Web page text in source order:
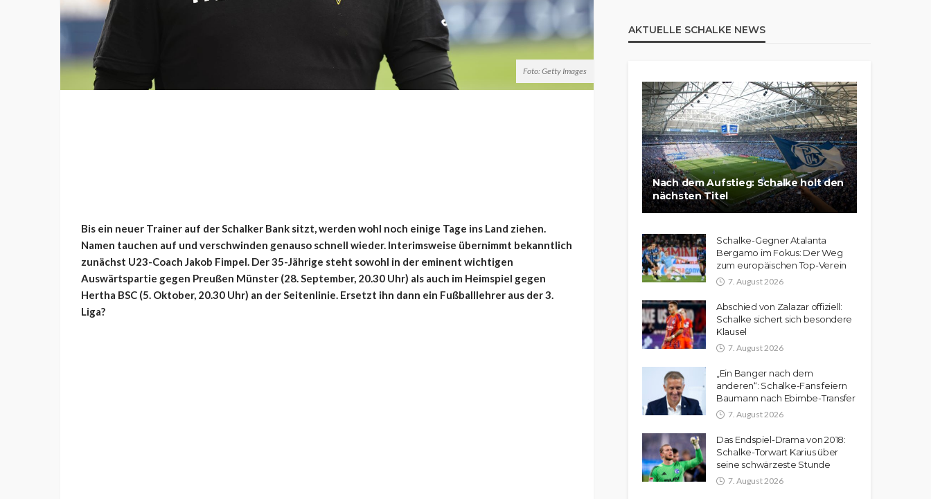
Foto: Getty Images
Bis ein neuer Trainer auf der Schalker Bank sitzt, werden wohl noch einige Tage ins Land ziehen.
Namen tauchen auf und verschwinden genauso schnell wieder. Interimsweise übernimmt bekanntlich
zunächst U23-Coach Jakob Fimpel. Der 35-Jährige steht sowohl in der eminent wichtigen
Auswärtspartie gegen Preußen Münster (28. September, 20.30 Uhr) als auch im Heimspiel gegen
Hertha BSC (5. Oktober, 20.30 Uhr) an der Seitenlinie. Ersetzt ihn dann ein Fußballlehrer aus der 3.
Liga?
AKTUELLE SCHALKE NEWS
Nach dem Aufstieg: Schalke holt den
nächsten Titel
Schalke-Gegner Atalanta
Bergamo im Fokus: Der Weg
zum europäischen Top-Verein
7. August 2026
Abschied von Zalazar offiziell:
Schalke sichert sich besondere
Klausel
7. August 2026
„Ein Banger nach dem
anderen“: Schalke-Fans feiern
Baumann nach Ebimbe-Transfer
7. August 2026
Das Endspiel-Drama von 2018:
Schalke-Torwart Karius über
seine schwärzeste Stunde
7. August 2026